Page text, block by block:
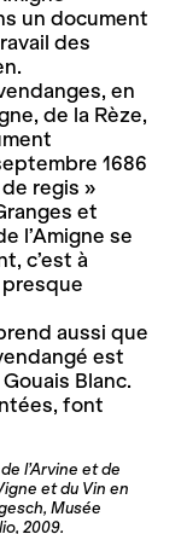
un document
des
en
de la Rèze,
1686
regis »
et
l’Amigne se
c’est à
aussi que
est
Blanc.
font
l’Arvine et de
et du Vin en
Musée
2009.